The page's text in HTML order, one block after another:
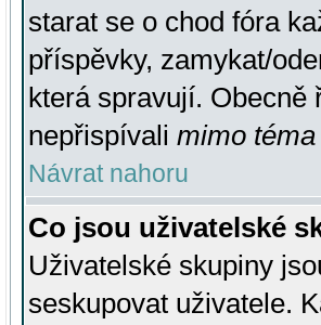
starat se o chod fóra
příspěvky, zamykat/
která spravují. Obecně
nepřispívali mimo téma
Návrat nahoru
Co jsou uživatelské
Uživatelské skupiny
seskupovat uživatele.